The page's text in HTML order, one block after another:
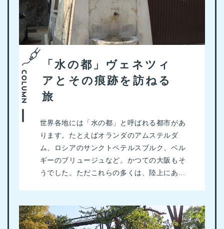
「水の都」ヴェネツィ
アとその痕跡を訪ねる
旅
世界各地には「水の都」と呼ばれる都市があ
ります。たとえばオランダのアムステルダ
ム、ロシアのサンクトペテルスブルク、ベル
ギーのブリュージュなど。かつての大阪もそ
うでした。ただこれらの多くは、陸上にあ...